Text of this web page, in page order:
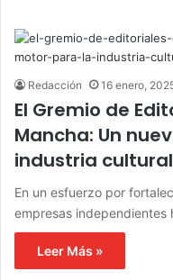
Redacción 16 enero,
El Gremio de
Mancha: Un
industria
En un esfuerzo por
empresas
Leer Más »